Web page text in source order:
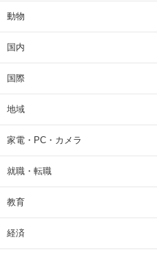
動物
国内
国際
地域
家電・PC・カメラ
就職・転職
教育
経済